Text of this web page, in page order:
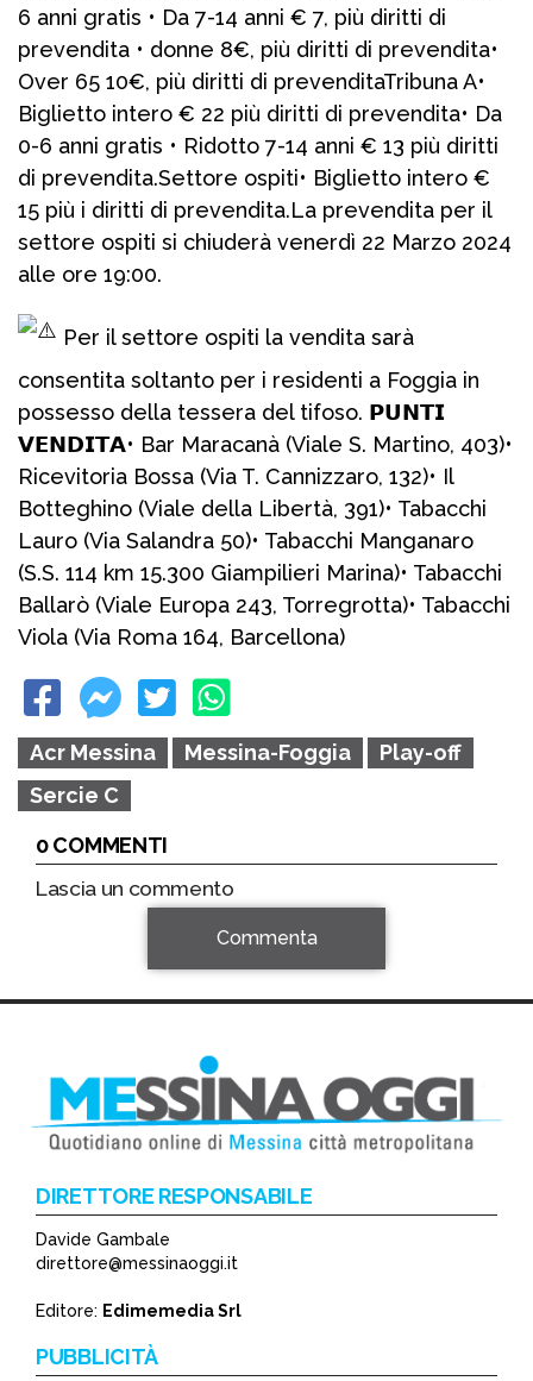
6 anni gratis • Da 7-14 anni € 7, più diritti di
prevendita • donne 8€, più diritti di prevendita•
Over 65 10€, più diritti di prevenditaTribuna A•
Biglietto intero € 22 più diritti di prevendita• Da
0-6 anni gratis • Ridotto 7-14 anni € 13 più diritti
di prevendita.Settore ospiti• Biglietto intero €
15 più i diritti di prevendita.La prevendita per il
settore ospiti si chiuderà venerdì 22 Marzo 2024
alle ore 19:00.
Per il settore ospiti la vendita sarà
consentita soltanto per i residenti a Foggia in
possesso della tessera del tifoso. 𝗣𝗨𝗡𝗧𝗜
𝗩𝗘𝗡𝗗𝗜𝗧𝗔• Bar Maracanà (Viale S. Martino, 403)•
Ricevitoria Bossa (Via T. Cannizzaro, 132)• Il
Botteghino (Viale della Libertà, 391)• Tabacchi
Lauro (Via Salandra 50)• Tabacchi Manganaro
(S.S. 114 km 15.300 Giampilieri Marina)• Tabacchi
Ballarò (Viale Europa 243, Torregrotta)• Tabacchi
Viola (Via Roma 164, Barcellona)
Acr Messina Messina-Foggia
Play-off
Sercie C
0 COMMENTI
Lascia un commento
*
Commenta
DIRETTORE RESPONSABILE
Davide Gambale
direttore@messinaoggi.it
Editore: Edimemedia Srl
PUBBLICITÀ